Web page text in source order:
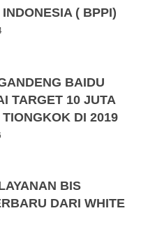
( BPPI)
BAIDU
TARGET 10 JUTA
DI 2019
BIS
DARI WHITE